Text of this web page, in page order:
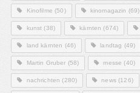
Kinofilme (50) kinomagazin (69)
kunst (38) kärnten (674)
land kärnten (46) landtag (49)
Martin Gruber (58) messe (40)
nachrichten (280) news(126)